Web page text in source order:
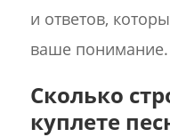
и ответов,
ваше понимание.
Сколько
куплете